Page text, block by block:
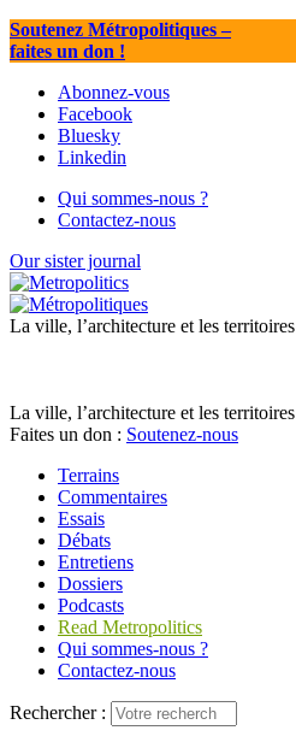
Soutenez Métropolitiques–
faites un don !
Abonnez-vous
Facebook
Bluesky
Linkedin
Qui sommes-nous ?
Contactez-nous
Our sister journal
La ville, l’architecture et les territoires
La ville, l’architecture et les territoires
Faites un don : Soutenez-nous
Terrains
Commentaires
Essais
Débats
Entretiens
Dossiers
Podcasts
Read Metropolitics
Qui sommes-nous ?
Contactez-nous
Rechercher :